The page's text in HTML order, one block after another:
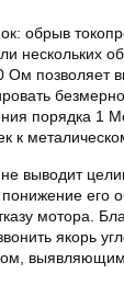
обрыв
нескольких
Ом позволяет
порядка 1
к
выводит
его
мотора.
якорь